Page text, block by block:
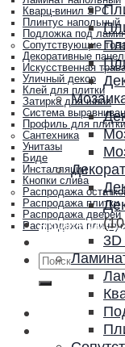
Кварц-винил SPC
Плинтус напольный
Подложка под
Сопутствующие
Декоративные
Искусственная
Уличный декор
Клей для плитки
Затирка для швов
Система
Профиль для плитки
Сантехника
Унитазы
Биде
Инсталляции
Кнопки слива
Распродажа
Распродажа плитки
Распродажа дверей
Распродажа
Акции и
Контакты
Искать: